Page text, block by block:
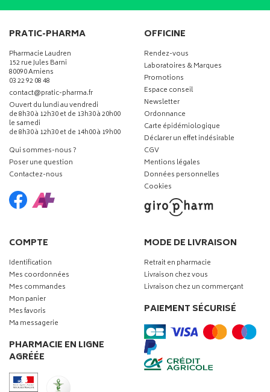
PRATIC-PHARMA
Pharmacie Laudren
152 rue Jules Barni
80090 Amiens
03 22 92 08 48
contact-
@-
pratic-pharma.fr
Ouvert du lundi au vendredi
de 8h30 à 12h30 et de 13h30 à 20h00
le samedi
de 8h30 à 12h30 et de 14h00 à 19h00
Qui sommes-nous ?
Poser une question
Contactez-nous
OFFICINE
Rendez-vous
Laboratoires & Marques
Promotions
Espace conseil
Newsletter
Ordonnance
Carte épidémiologique
Déclarer un effet indésirable
CGV
Mentions légales
Données personnelles
Cookies
COMPTE
Identification
Mes coordonnées
Mes commandes
Mon panier
Mes favoris
Ma messagerie
PHARMACIE EN LIGNE
AGRÉÉE
MODE DE LIVRAISON
Retrait en pharmacie
Livraison chez vous
Livraison chez un commerçant
PAIEMENT SÉCURISÉ